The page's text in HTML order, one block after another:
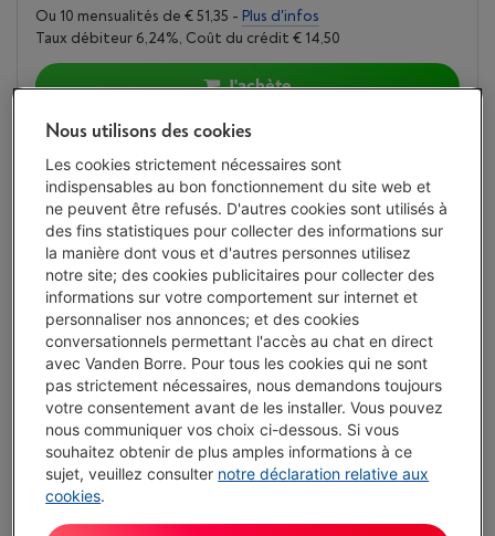
Ou 10 mensualités de € 51,35 - Plus d'infos
Taux débiteur 6,24%, Coût du crédit € 14,50
J'achète
Comparer
Vanden Borre Life Gros électro
€ 14,99/ mois
Prolongez la durée de vie de vos appareils avec un seul
abonnement
Ce produit serait couvert10 ans après votre achat.
Plus d'infos
Atouts
Pousse dans les petits espaces
Avec le programme vapeur
Nous utilisons des cookies
Les cookies strictement nécessaires sont
indispensables au bon fonctionnement du site web et
ne peuvent être refusés. D'autres cookies sont utilisés à
des fins statistiques pour collecter des informations sur
la manière dont vous et d'autres personnes utilisez
notre site; des cookies publicitaires pour collecter des
informations sur votre comportement sur internet et
personnaliser nos annonces; et des cookies
conversationnels permettant l'accès au chat en direct
avec Vanden Borre. Pour tous les cookies qui ne sont
pas strictement nécessaires, nous demandons toujours
votre consentement avant de les installer. Vous pouvez
nous communiquer vos choix ci-dessous. Si vous
souhaitez obtenir de plus amples informations à ce
sujet, veuillez consulter notre déclaration relative aux
cookies.